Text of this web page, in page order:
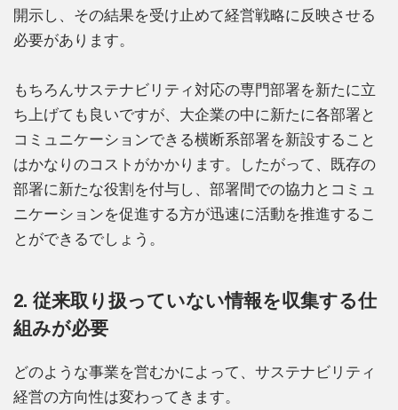
開示し、その結果を受け止めて経営戦略に反映させる
必要があります。
もちろんサステナビリティ対応の専門部署を新たに立
ち上げても良いですが、大企業の中に新たに各部署と
コミュニケーションできる横断系部署を新設すること
はかなりのコストがかかります。したがって、既存の
部署に新たな役割を付与し、部署間での協力とコミュ
ニケーションを促進する方が迅速に活動を推進するこ
とができるでしょう。
2. 従来取り扱っていない情報を収集する仕
組みが必要
どのような事業を営むかによって、サステナビリティ
経営の方向性は変わってきます。